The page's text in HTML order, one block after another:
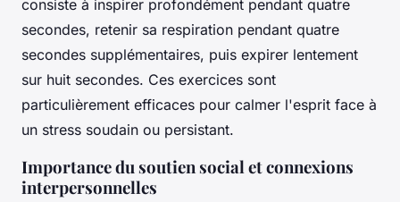
consiste à inspirer profondément pendant quatre
secondes, retenir sa respiration pendant quatre
secondes supplémentaires, puis expirer lentement
sur huit secondes. Ces exercices sont
particulièrement efficaces pour calmer l'esprit face à
un stress soudain ou persistant.
Importance du soutien social et connexions
interpersonnelles